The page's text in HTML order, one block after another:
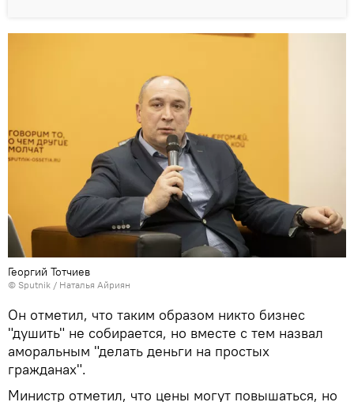
Георгий Тотчиев
© Sputnik / Наталья Айриян
Он отметил, что таким образом никто бизнес
"душить" не собирается, но вместе с тем назвал
аморальным "делать деньги на простых
гражданах".
Министр отметил, что цены могут повышаться, но